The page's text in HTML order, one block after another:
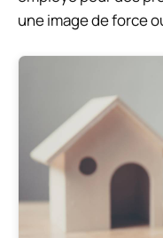
une image de force